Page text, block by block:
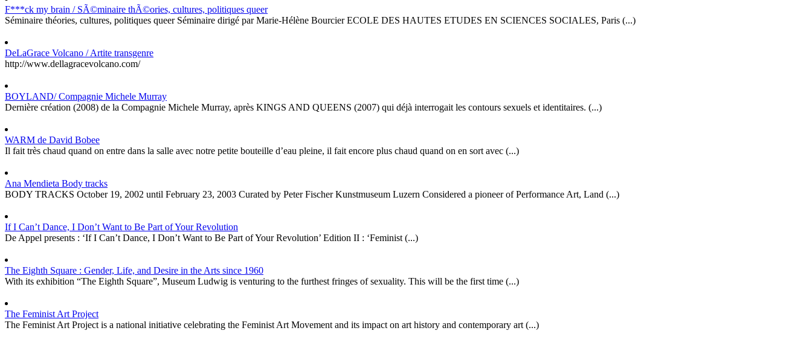
F***ck my brain / SÃ©minaire thÃ©ories, cultures, politiques queer
Séminaire théories, cultures, politiques queer Séminaire dirigé par Marie-Hélène Bourcier ECOLE DES HAUTES ETUDES EN SCIENCES SOCIALES, Paris (...)
DeLaGrace Volcano / Artite transgenre
http://www.dellagracevolcano.com/
BOYLAND/ Compagnie Michele Murray
Dernière création (2008) de la Compagnie Michele Murray, après KINGS AND QUEENS (2007) qui déjà interrogait les contours sexuels et identitaires. (...)
WARM de David Bobee
Il fait très chaud quand on entre dans la salle avec notre petite bouteille d’eau pleine, il fait encore plus chaud quand on en sort avec (...)
Ana Mendieta Body tracks
BODY TRACKS October 19, 2002 until February 23, 2003 Curated by Peter Fischer Kunstmuseum Luzern Considered a pioneer of Performance Art, Land (...)
If I Can’t Dance, I Don’t Want to Be Part of Your Revolution
De Appel presents : ‘If I Can’t Dance, I Don’t Want to Be Part of Your Revolution’ Edition II : ‘Feminist (...)
The Eighth Square : Gender, Life, and Desire in the Arts since 1960
With its exhibition “The Eighth Square”, Museum Ludwig is venturing to the furthest fringes of sexuality. This will be the first time (...)
The Feminist Art Project
The Feminist Art Project is a national initiative celebrating the Feminist Art Movement and its impact on art history and contemporary art (...)